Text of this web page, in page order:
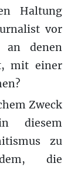
Haltung
vor
an denen
mit einer
Zweck
diesem
zu
die